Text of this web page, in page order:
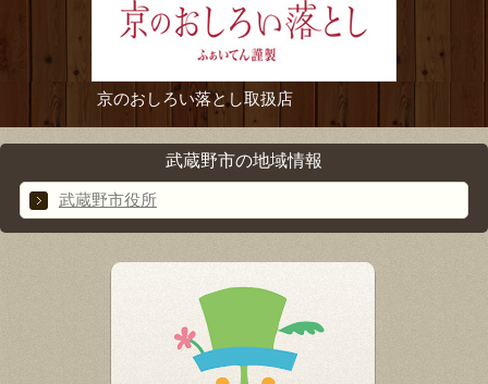
京のおしろい落とし取扱店
武蔵野市の地域情報
武蔵野市役所